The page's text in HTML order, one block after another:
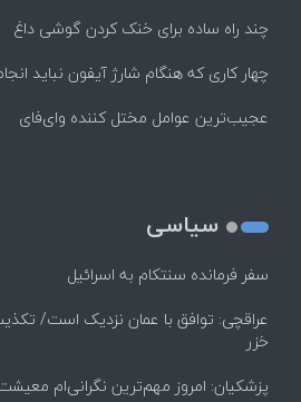
چند راه‌ ساده برای خنک کردن گوشی داغ
چهار کاری که هنگام شارژ آیفون نباید
عجیب‌ترین عوامل مختل کننده وای‌فای
سیاسی
سفر فرمانده سنتکام به اسرائیل
خزر
پزشکیان: امروز مهم‌ترین نگرانی‌ام